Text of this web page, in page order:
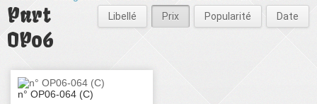
Libellé
Prix Popularité Date
Part
OP06
n° OP06-064 (C)